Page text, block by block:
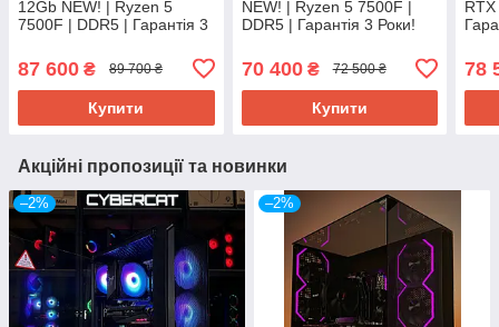
12Gb NEW! | Ryzen 5
7500F | DDR5 | Гарантія 3
ПК від CyberCat
87 600 ₴ 89 700 ₴
Купити
NEW! | Ryzen 5 7500F |
DDR5 | Гарантія 3 Роки!
CyberCat
70 400₴ 72 500 ₴
Купити
78
Акційні пропозиції та новинки
–2% –2%